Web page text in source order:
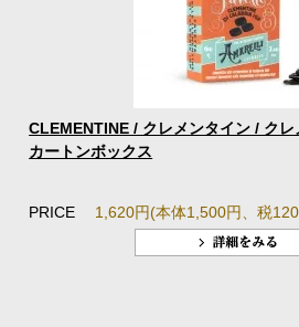
CLEMENTINE / クレメンタイン / ク
カートンボックス
PRICE 1,620円(本体1,500円、税